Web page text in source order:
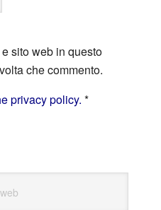
sito web in questo
che commento.
privacy policy. *